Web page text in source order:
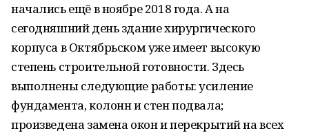
начались ещё в ноябре 2018 года. А на
сегодняшний день здание хирургического
корпуса в Октябрьском уже имеет высокую
степень строительной готовности. Здесь
выполнены следующие работы: усиление
фундамента, колонн и стен подвала;
произведена замена окон и перекрытий на всех